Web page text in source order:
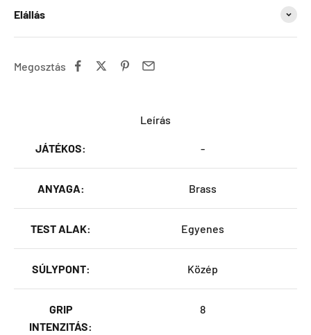
Elállás
Megosztás
Leírás
JÁTÉKOS: -
ANYAGA: Brass
TEST ALAK: Egyenes
SÚLYPONT: Közép
GRIP
INTENZITÁS:
8